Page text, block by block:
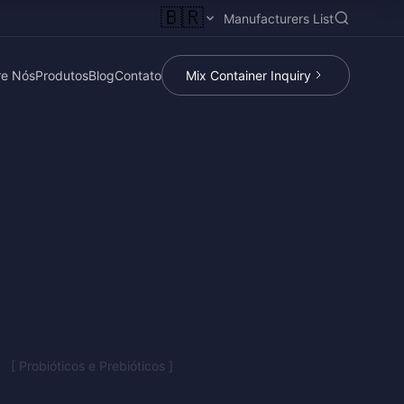
🇧🇷 Manufacturers List
NósProdutosBlogContato Mix Container Inquiry
[ Probióticos e Prebióticos ]